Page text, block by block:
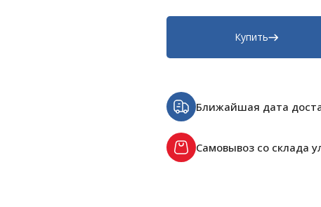
Купить
Ближайшая дата
Самовывоз со склада